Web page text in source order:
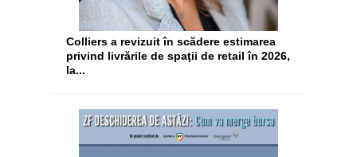
Colliers a revizuit în scădere estimarea
privind livrările de spaţii de retail în 2026,
la...